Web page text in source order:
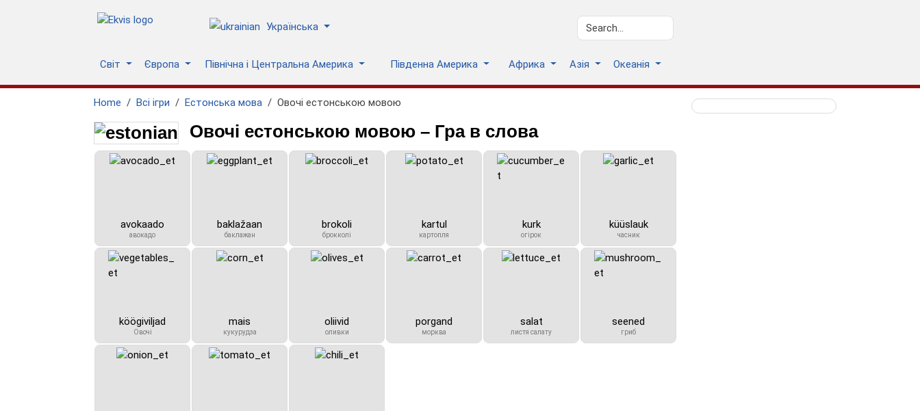
Українська
Світ Європа Північна і Центральна Америка Південна Америка Африка Азія Океанія
Home Всі ігри Естонська мова Овочі естонською мовою
Овочі естонською мовою – Гра в слова
avokaado
авокадо
baklažaan
баклажан
brokoli
брокколі
kartul
картопля
kurk
огірок
küüslauk
часник
köögiviljad
Овочі
mais
кукурудза
oliivid
оливки
porgand
морква
salat
листя салату
seened
гриб